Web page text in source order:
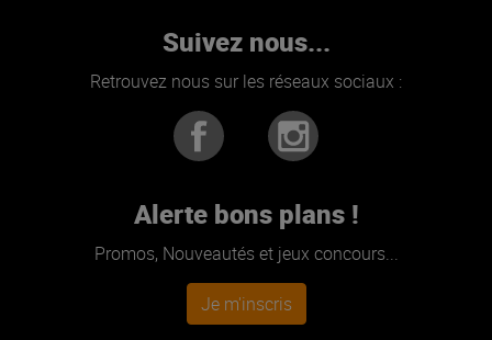
Suivez nous...
Retrouvez nous sur les réseaux sociaux :
Alerte bons plans !
Promos, Nouveautés et jeux concours...
Je m'inscris